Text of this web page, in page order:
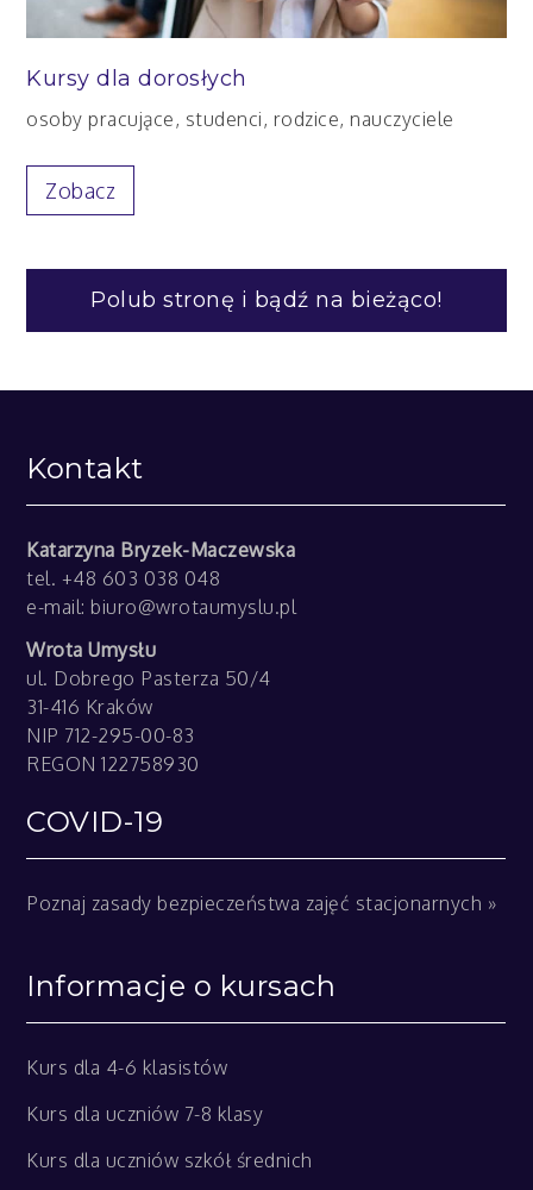
Kursy dla dorosłych
osoby pracujące, studenci, rodzice, nauczyciele
Zobacz
Polub stronę i bądź na bieżąco!
Kontakt
Katarzyna Bryzek-Maczewska
tel. +48 603 038 048
e-mail: biuro@wrotaumyslu.pl
Wrota Umysłu
ul. Dobrego Pasterza 50/4
31-416 Kraków
NIP 712-295-00-83
REGON 122758930
COVID-19
Poznaj zasady bezpieczeństwa zajęć stacjonarnych »
Informacje o kursach
Kurs dla 4-6 klasistów
Kurs dla uczniów 7-8 klasy
Kurs dla uczniów szkół średnich